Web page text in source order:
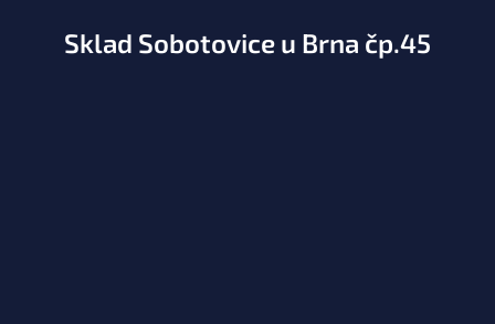
Sklad Sobotovice u Brna čp.45